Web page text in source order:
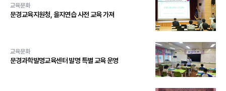
교육문화
문경교육지원청, 을지연습 사전 교육 가져
교육문화
문경과학발명교육센터 발명 특별 교육 운영